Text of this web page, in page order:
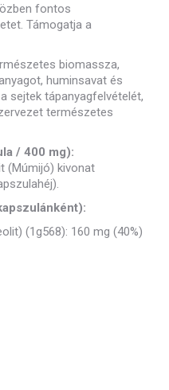
fontos
Támogatja a
biomassza,
huminsavat és
sejtek tápanyagfelvételét,
természetes
/ 400 mg):
(Múmijó) kivonat
(1g568): 160 mg (40%)